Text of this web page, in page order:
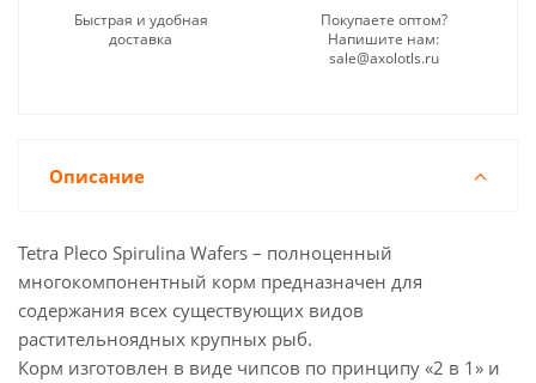
Быстрая и удобная
доставка
Покупаете оптом?
Напишите нам:
sale@axolotls.ru
Описание
Tetra Pleco Spirulina Wafers – полноценный
многокомпонентный корм предназначен для
содержания всех существующих видов
растительноядных крупных рыб.
Корм изготовлен в виде чипсов по принципу «2 в 1» и